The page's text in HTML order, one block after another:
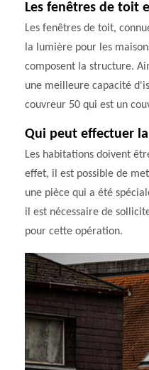
Les fenêtres de toit
Les fenêtres de toit,
la lumière pour les
composent la structure.
une meilleure capacité
couvreur 50 qui est un
Qui peut effectuer
Les habitations doivent
effet, il est possible de
une pièce qui a été
il est nécessaire de
pour cette opération.